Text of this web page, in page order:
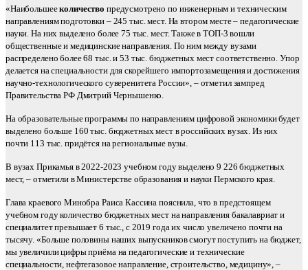
«Наибольшееколичество предусмотрено по инженерным и техническим
направлениям подготовки – 245 тыс. мест. На втором месте – педагогические
науки. На них выделено более 75 тыс. мест. Также в ТОП-3 вошли
общественные и медицинские направления. По ним между вузами
распределено более 68 тыс. и 53 тыс. бюджетных мест соответственно. Упор
делается на специальности для скорейшего импортозамещения и достижения
научно-технологического суверенитета России», – отметил зампред
Правительства РФ Дмитрий Чернышенко.
На образовательные программы по направлениям цифровой экономики будет
выделено больше 160 тыс. бюджетных мест в российских вузах. Из них
почти 113 тыс. придётся на региональные вузы.
В вузах Прикамья в 2022-2023 учебном году выделено 9 226 бюджетных
мест, – отметили в Министерстве образования и науки Пермского края.
Глава краевого Минобра Раиса Кассина пояснила, что в предстоящем
учебном году количество бюджетных мест на направления бакалавриат и
специалитет превышает 6 тыс., с 2019 года их число увеличено почти на
тысячу. «Больше половины наших выпускников смогут поступить на бюджет,
мы увеличили цифры приёма на педагогические и технические
специальности, нефтегазовое направление, строительство, медицину», –